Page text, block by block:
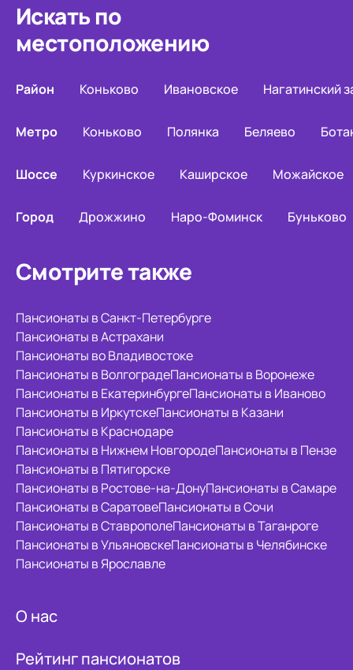
Искать по
местоположению
Район Коньково Ивановское Нагатинский
Метро Коньково Полянка Беляево
Шоссе Куркинское Каширское Можайское
Город Дрожжино Наро-Фоминск Буньково
Смотрите также
Пансионаты в Санкт-Петербурге
Пансионаты в Астрахани
Пансионаты во Владивостоке
Пансионаты в ВолгоградеПансионаты в Воронеже
Пансионаты в ЕкатеринбургеПансионаты в Иваново
Пансионаты в ИркутскеПансионаты в Казани
Пансионаты в Краснодаре
Пансионаты в Нижнем НовгородеПансионаты в Пензе
Пансионаты в Пятигорске
Пансионаты в Ростове-на-ДонуПансионаты в Самаре
Пансионаты в СаратовеПансионаты в Сочи
Пансионаты в СтаврополеПансионаты в Таганроге
Пансионаты в УльяновскеПансионаты в Челябинске
Пансионаты в Ярославле
О нас
Рейтинг пансионатов